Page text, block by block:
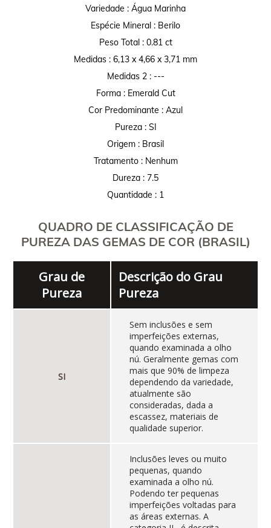
Variedade : Água Marinha
Espécie Mineral : Berilo
Peso Total : 0.81 ct
Medidas : 6,13 x 4,66 x 3,71 mm
Medidas 2 : ---
Forma : Emerald Cut
Cor Predominante : Azul
Pureza : SI
Origem : Brasil
Tratamento : Nenhum
Dureza : 7.5
Quantidade : 1
QUADRO DE CLASSIFICAÇÃO DE
PUREZA DAS GEMAS DE COR (BRASIL)
Grau de
Pureza
Descrição do Grau
Pureza
SI
Sem inclusões e sem
imperfeições externas,
quando examinada a olho
nú. Geralmente gemas com
mais que 90% de limpeza
dependendo da variedade,
atualmente são
consideradas, dada a
escassez, materiais de
qualidade superior.
Inclusões leves ou muito
pequenas, quando
examinada a olho nú.
Podendo ter pequenas
imperfeições voltadas para
as áreas externas. A